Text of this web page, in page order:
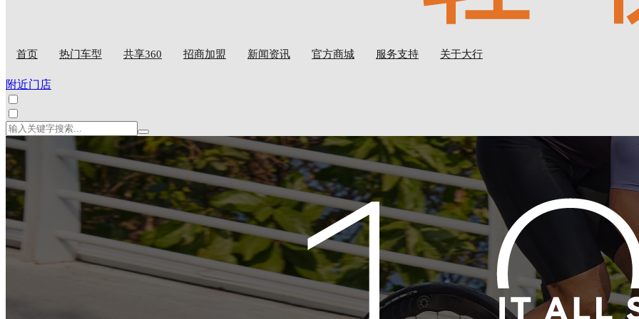
首页 热门车型 共享360 招商加盟 新闻资讯 官方商城 服务支持 关于大行
附近门店